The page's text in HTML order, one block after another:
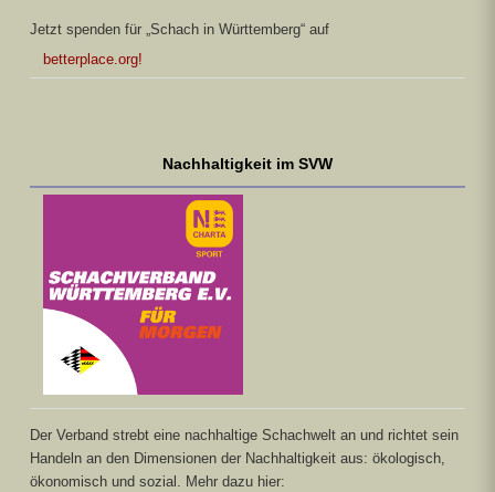
Jetzt spenden für „Schach in Württemberg“ auf
betterplace.org!
Nachhaltigkeit im SVW
Der Verband strebt eine nachhaltige Schachwelt an und richtet sein
Handeln an den Dimensionen der Nachhaltigkeit aus: ökologisch,
ökonomisch und sozial. Mehr dazu hier: